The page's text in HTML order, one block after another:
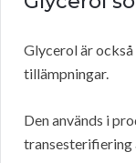
Glycerol är
tillämpningar.
Den används i
transesterifiering